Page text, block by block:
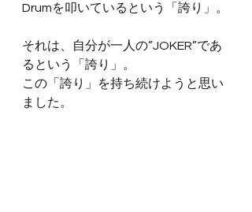
Drumを叩いているという「誇り」。
それは、自分が一人の”JOKER”であ
るという「誇り」。
この「誇り」を持ち続けようと思い
ました。